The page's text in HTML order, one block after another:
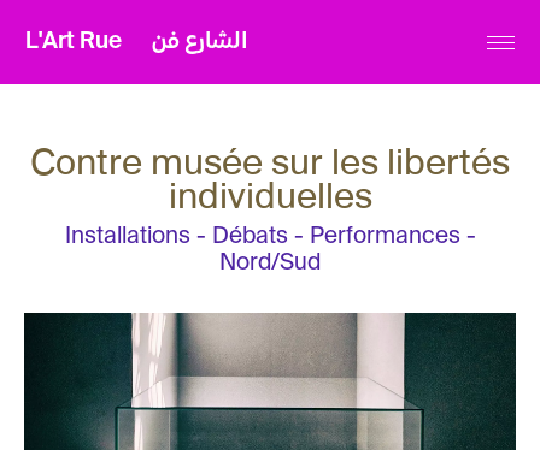
L'Art Rue الشارع فن
Contre musée sur les libertés
individuelles
Installations - Débats - Performances -
Nord/Sud